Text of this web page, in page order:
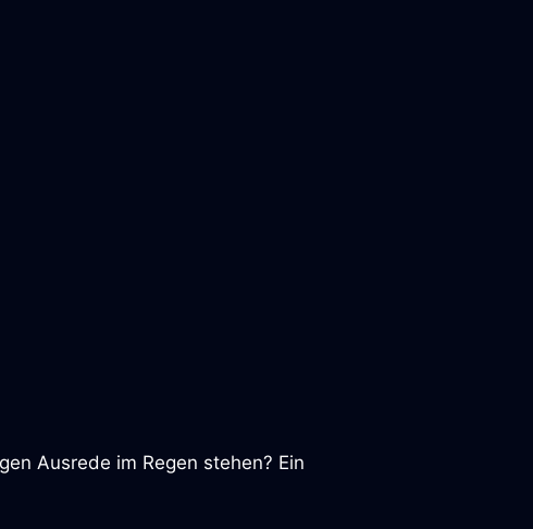
Ausrede im Regen stehen? Ein